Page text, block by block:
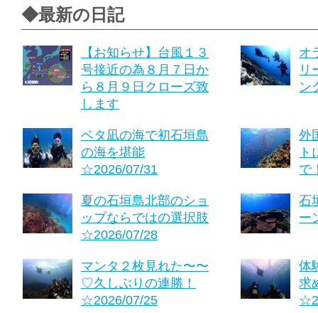
◆最新の日記
【お知らせ】台風１３
号接近の為８月７日か
ら８月９日クローズ致
します
オ
リ
ン
ベタ凪の海で初石垣島
の海を堪能
☆2026/07/31
外
ト
で
夏の石垣島北部のショ
ップならではの選択肢
☆2026/07/28
石
ー
マンタ２枚見れた〜〜
♡久しぶりの連勝！
☆2026/07/25
体
求